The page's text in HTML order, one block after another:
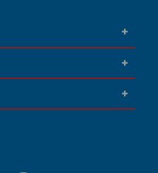
+
+
+